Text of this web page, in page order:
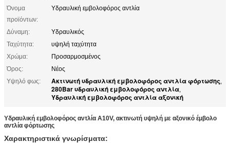
Όνομα
προϊόντων:
Υδραυλική εμβολοφόρος αντλία
Δύναμη:
Υδραυλικός
Ταχύτητα:
υψηλή ταχύτητα
Χρώμα:
Προσαρμοσμένος
Όρος:
Νέος
Υψηλό φως:
Ακτινωτή υδραυλική εμβολοφόρος αντλία φόρτωσης,
280Bar υδραυλική εμβολοφόρος αντλία,
Υδραυλική εμβολοφόρος αντλία αξονική
Υδραυλική εμβολοφόρος αντλία A10V, ακτινωτή υψηλή με αξονικό έμβολο
αντλία φόρτωσης
Χαρακτηριστικά γνωρίσματα: